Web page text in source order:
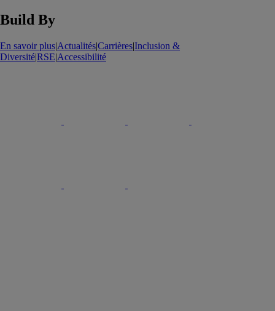
Build By
En savoir plus|Actualités|Carrières|Inclusion &
Diversité|RSE|Accessibilité